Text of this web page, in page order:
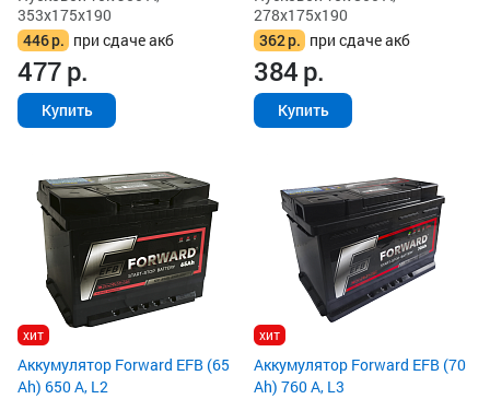
353x175x190
446р. при сдаче акб
477р.
Купить
278x175x190
362р. при сдаче акб
384р.
Купить
хит
Аккумулятор Forward EFB (65
Ah) 650 А, L2
хит
Аккумулятор Forward EFB (70
Ah) 760 А, L3